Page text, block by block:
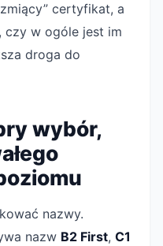
certyfikat, a
czy w ogóle jest im
droga do
wybór,
nazwy.
nazw B2 First, C1